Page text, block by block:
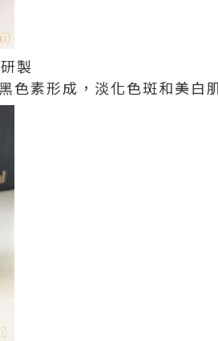
製
色素形成，淡化色斑和美白